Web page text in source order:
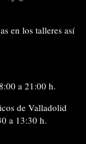
en los talleres así
a 21:00 h.
de Valladolid
a 13:30 h.